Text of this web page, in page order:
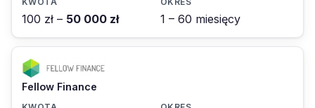
100 zł – 50 000 zł 1 – 60 miesięcy
Fellow Finance